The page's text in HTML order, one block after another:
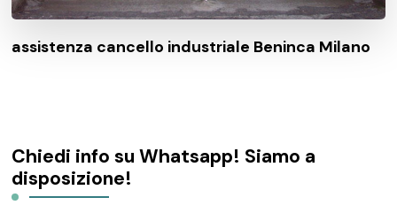
assistenza cancello industriale Beninca Milano
Chiedi info su Whatsapp! Siamo a
disposizione!